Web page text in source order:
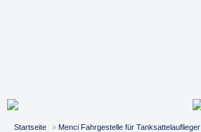
Startseite » Menci Fahrgestelle für Tanksattelauflieger